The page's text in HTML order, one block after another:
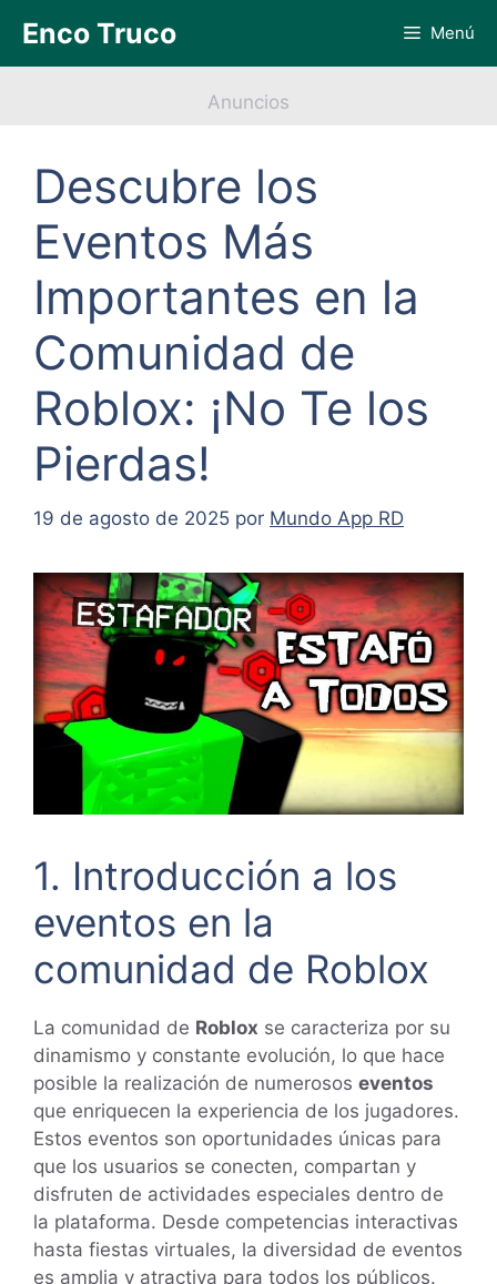
contenido
Enco Truco Menú
Anuncios
Descubre los
Eventos Más
Importantes en la
Comunidad de
Roblox: ¡No Te los
Pierdas!
19 de agosto de 2025 por Mundo App RD
1. Introducción a los
eventos en la
comunidad de Roblox
La comunidad de Roblox se caracteriza por su
dinamismo y constante evolución, lo que hace
posible la realización de numerosos eventos
que enriquecen la experiencia de los jugadores.
Estos eventos son oportunidades únicas para
que los usuarios se conecten, compartan y
disfruten de actividades especiales dentro de
la plataforma. Desde competencias interactivas
hasta fiestas virtuales, la diversidad de eventos
es amplia y atractiva para todos los públicos.